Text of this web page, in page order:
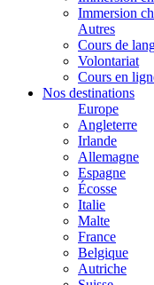
Immersion
Autres
Cours de
Volontariat
Cours en
Nos destinations
Europe
Angleterre
Irlande
Allemagne
Espagne
Écosse
Italie
Malte
France
Belgique
Autriche